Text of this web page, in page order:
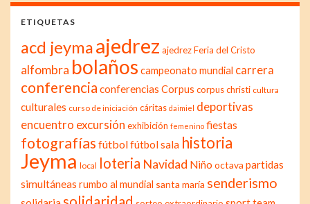
ETIQUETAS
acd jeymaajedrez ajedrez Feria del Cristo
alfombra bolaños campeonato mundial carrera
conferencia conferencias Corpus corpus christi cultura
culturales curso de iniciación cáritas daimiel deportivas
encuentro excursión exhibición femenino fiestas
fotografías fútbolfútbol sala historia
Jeyma local loteria Navidad Niño octava partidas
simultáneas rumbo al mundial santa maría senderismo